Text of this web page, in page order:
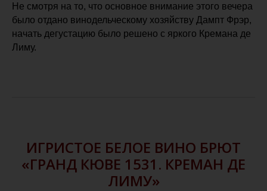
Не смотря на то, что основное внимание этого вечера
было отдано винодельческому хозяйству Дампт Фрэр,
начать дегустацию было решено с яркого Кремана де
Лиму.
ИГРИСТОЕ БЕЛОЕ ВИНО БРЮТ
«ГРАНД КЮВЕ 1531. КРЕМАН ДЕ
ЛИМУ»